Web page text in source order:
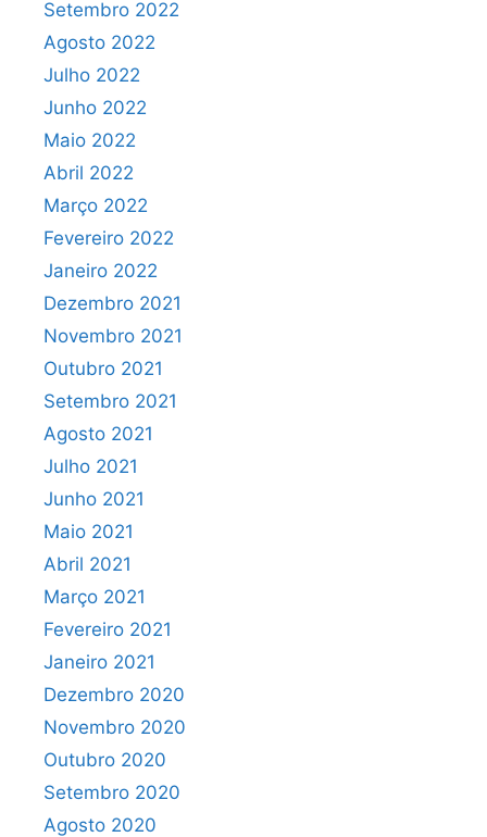
Setembro 2022
Agosto 2022
Julho 2022
Junho 2022
Maio 2022
Abril 2022
Março 2022
Fevereiro 2022
Janeiro 2022
Dezembro 2021
Novembro 2021
Outubro 2021
Setembro 2021
Agosto 2021
Julho 2021
Junho 2021
Maio 2021
Abril 2021
Março 2021
Fevereiro 2021
Janeiro 2021
Dezembro 2020
Novembro 2020
Outubro 2020
Setembro 2020
Agosto 2020